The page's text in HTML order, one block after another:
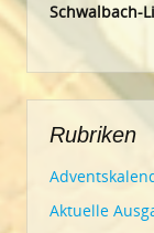
Schwalbach-
Rubriken
Aktuelle